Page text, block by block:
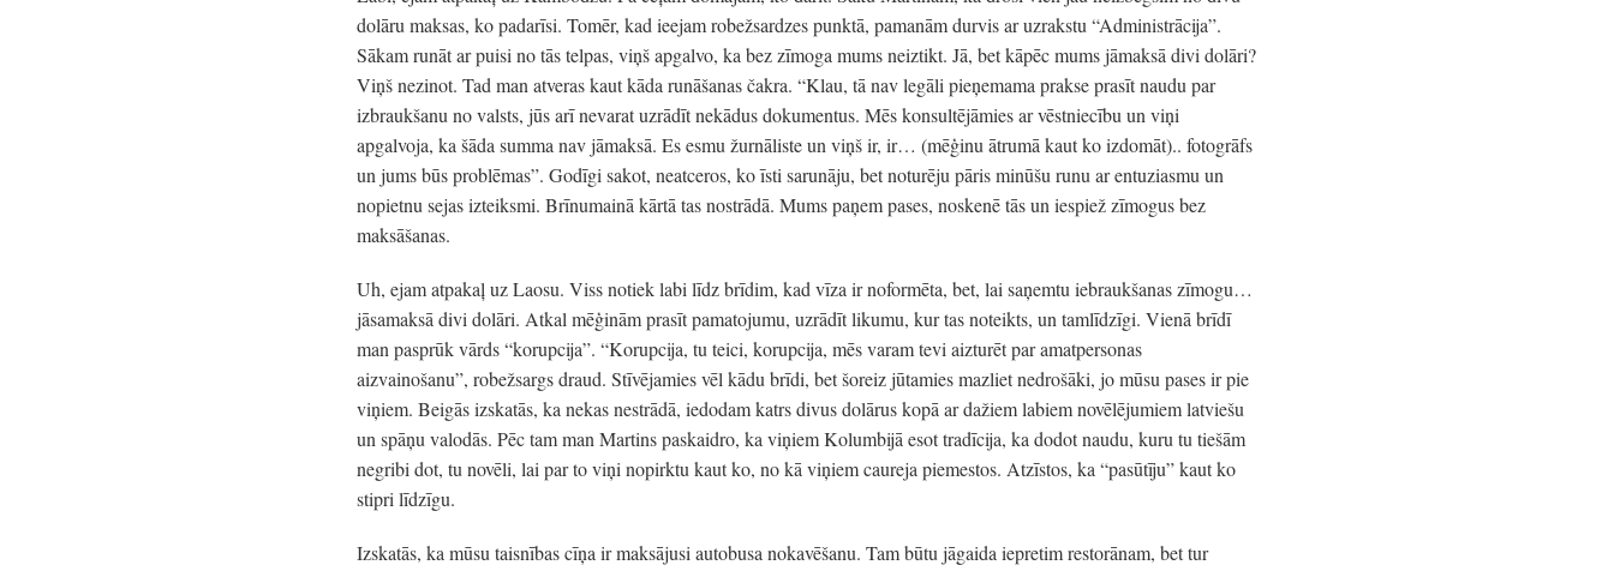
dolāru maksas, ko padarīsi. Tomēr, kad ieejam robežsardzes punktā, pamanām durvis ar uzrakstu “Administrācija”.
Sākam runāt ar puisi no tās telpas, viņš apgalvo, ka bez zīmoga mums neiztikt. Jā, bet kāpēc mums jāmaksā divi dolāri?
Viņš nezinot. Tad man atveras kaut kāda runāšanas čakra. “Klau, tā nav legāli pieņemama prakse prasīt naudu par
izbraukšanu no valsts, jūs arī nevarat uzrādīt nekādus dokumentus. Mēs konsultējāmies ar vēstniecību un viņi
apgalvoja, ka šāda summa nav jāmaksā. Es esmu žurnāliste un viņš ir, ir… (mēģinu ātrumā kaut ko izdomāt).. fotogrāfs
un jums būs problēmas”. Godīgi sakot, neatceros, ko īsti sarunāju, bet noturēju pāris minūšu runu ar entuziasmu un
nopietnu sejas izteiksmi. Brīnumainā kārtā tas nostrādā. Mums paņem pases, noskenē tās un iespiež zīmogus bez
maksāšanas.
Uh, ejam atpakaļ uz Laosu. Viss notiek labi līdz brīdim, kad vīza ir noformēta, bet, lai saņemtu iebraukšanas zīmogu…
jāsamaksā divi dolāri. Atkal mēģinām prasīt pamatojumu, uzrādīt likumu, kur tas noteikts, un tamlīdzīgi. Vienā brīdī
man pasprūk vārds “korupcija”. “Korupcija, tu teici, korupcija, mēs varam tevi aizturēt par amatpersonas
aizvainošanu”, robežsargs draud. Stīvējamies vēl kādu brīdi, bet šoreiz jūtamies mazliet nedrošāki, jo mūsu pases ir pie
viņiem. Beigās izskatās, ka nekas nestrādā, iedodam katrs divus dolārus kopā ar dažiem labiem novēlējumiem latviešu
un spāņu valodās. Pēc tam man Martins paskaidro, ka viņiem Kolumbijā esot tradīcija, ka dodot naudu, kuru tu tiešām
negribi dot, tu novēli, lai par to viņi nopirktu kaut ko, no kā viņiem caureja piemestos. Atzīstos, ka “pasūtīju” kaut ko
stipri līdzīgu.
Izskatās, ka mūsu taisnības cīņa ir maksājusi autobusa nokavēšanu. Tam būtu jāgaida iepretim restorānam, bet tur